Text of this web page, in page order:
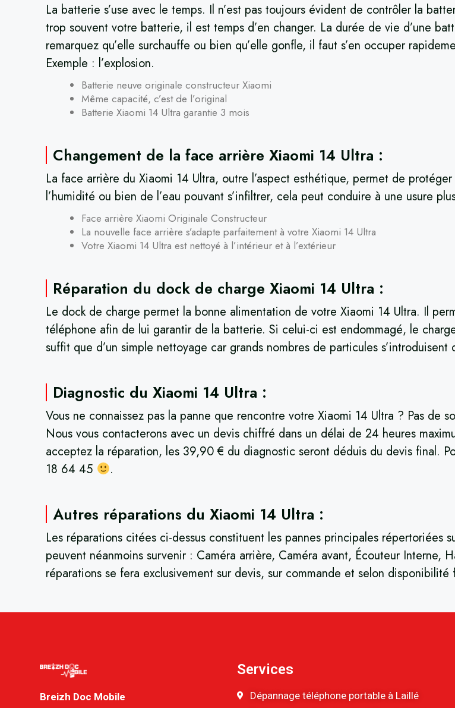
La batterie s’use avec le temps. Il n’est pas toujours évident de contrôler la
trop souvent votre batterie, il est temps d’en changer. La durée de vie d’une
remarquez qu’elle surchauffe ou bien qu’elle gonfle, il faut s’en occuper
Exemple : l’explosion.
Batterie neuve originale constructeur Xiaomi
Même capacité, c’est de l’original
Batterie Xiaomi 14 Ultra garantie 3 mois
Changement de la face arrière Xiaomi 14 Ultra :
La face arrière du Xiaomi 14 Ultra, outre l’aspect esthétique, permet de
l’humidité ou bien de l’eau pouvant s’infiltrer, cela peut conduire à une usure
Face arrière Xiaomi Originale Constructeur
La nouvelle face arrière s’adapte parfaitement à votre Xiaomi 14 Ultra
Votre Xiaomi 14 Ultra est nettoyé à l’intérieur et à l’extérieur
Réparation du dock de charge Xiaomi 14 Ultra :
Le dock de charge permet la bonne alimentation de votre Xiaomi 14 Ultra. Il
téléphone afin de lui garantir de la batterie. Si celui-ci est endommagé, le
suffit que d’un simple nettoyage car grands nombres de particules
Diagnostic du Xiaomi 14 Ultra :
Vous ne connaissez pas la panne que rencontre votre Xiaomi 14 Ultra ? Pas de
Nous vous contacterons avec un devis chiffré dans un délai de 24 heures
acceptez la réparation, les 39,90 € du diagnostic seront déduis du devis final.
18 64 45
.
Autres réparations du Xiaomi 14 Ultra :
Les réparations citées ci-dessus constituent les pannes principales répertoriées
peuvent néanmoins survenir : Caméra arrière, Caméra avant, Écouteur
réparations se fera exclusivement sur devis, sur commande et selon
Breizh Doc Mobile
Services
Dépannage téléphone portable à Laillé